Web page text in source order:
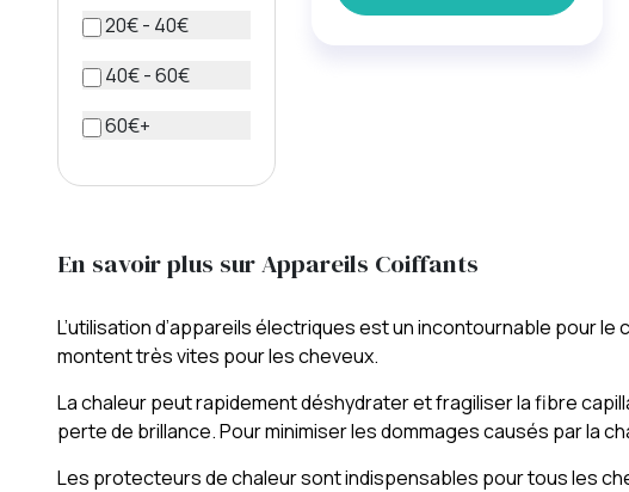
20€ - 40€
40€ - 60€
60€+
En savoir plus sur Appareils Coiffants
L’utilisation d’appareils électriques est un incontournable pour
montent très vites pour les cheveux.
La chaleur peut rapidement déshydrater et fragiliser la fibre
perte de brillance. Pour minimiser les dommages causés par la
Les protecteurs de chaleur sont indispensables pour tous les